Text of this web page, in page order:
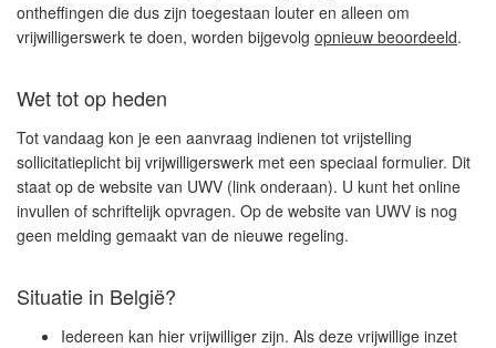
ontheffingen die dus zijn toegestaan louter en alleen om
vrijwilligerswerk te doen, worden bijgevolg opnieuw beoordeeld.
Wet tot op heden
Tot vandaag kon je een aanvraag indienen tot vrijstelling
sollicitatieplicht bij vrijwilligerswerk met een speciaal formulier. Dit
staat op de website van UWV (link onderaan). U kunt het online
invullen of schriftelijk opvragen. Op de website van UWV is nog
geen melding gemaakt van de nieuwe regeling.
Situatie in België?
Iedereen kan hier vrijwilliger zijn. Als deze vrijwillige inzet